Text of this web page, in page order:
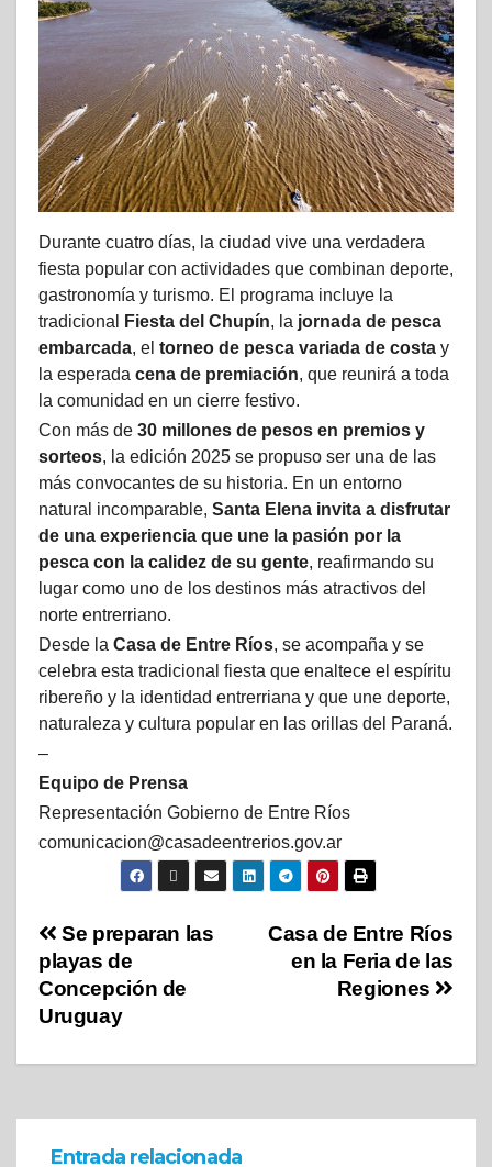
Durante cuatro días, la ciudad vive una verdadera
fiesta popular con actividades que combinan deporte,
gastronomía y turismo. El programa incluye la
tradicional
Fiesta del Chupín, la jornada de pesca
embarcada, el torneo de pesca variada de costa y
la esperada cena de premiación, que reunirá a toda
la comunidad en un cierre festivo.
Con más de 30 millones de pesos en premios y
sorteos, la edición 2025 se propuso ser una de las
más convocantes de su historia. En un entorno
natural incomparable, Santa Elena invita a disfrutar
de una experiencia que une la pasión por la
pesca con la calidez de su gente, reafirmando su
lugar como uno de los destinos más atractivos del
norte entrerriano.
Desde la Casa de Entre Ríos, se acompaña y se
celebra esta tradicional fiesta que enaltece el espíritu
ribereño y la identidad entrerriana y que une deporte,
naturaleza y cultura popular en las orillas del Paraná.
–
Equipo de Prensa
Representación Gobierno de Entre Ríos
comunicacion@casadeentrerios.gov.ar
Casa de Entre Ríos
en la Feria de las
Regiones
Se preparan las
playas de
Concepción de
Uruguay
Entrada relacionada